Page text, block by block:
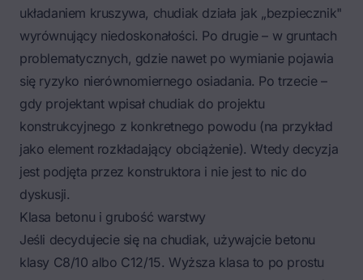
układaniem kruszywa, chudiak działa jak „bezpiecznik"
wyrównujący niedoskonałości. Po drugie – w gruntach
problematycznych, gdzie nawet po wymianie pojawia
się ryzyko nierównomiernego osiadania. Po trzecie –
gdy projektant wpisał chudiak do projektu
konstrukcyjnego z konkretnego powodu (na przykład
jako element rozkładający obciążenie). Wtedy decyzja
jest podjęta przez konstruktora i nie jest to nic do
dyskusji.
Klasa betonu i grubość warstwy
Jeśli decydujecie się na chudiak, używajcie betonu
klasy C8/10 albo C12/15. Wyższa klasa to po prostu